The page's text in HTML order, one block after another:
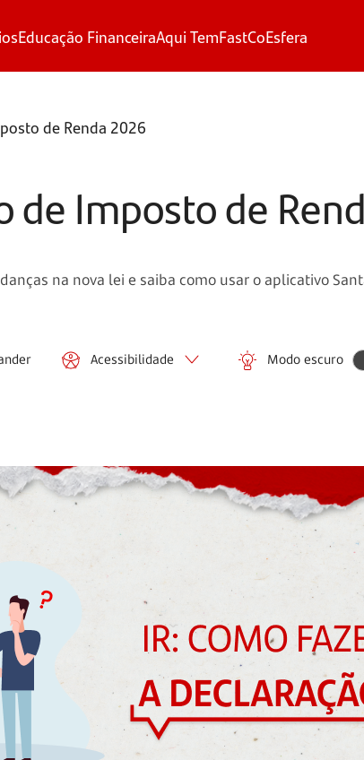
Educação FinanceiraAqui TemFastCoEsfera
de Renda 2026
de Imposto de
na nova lei e saiba como usar o aplicativo
Acessibilidade Modo escuro